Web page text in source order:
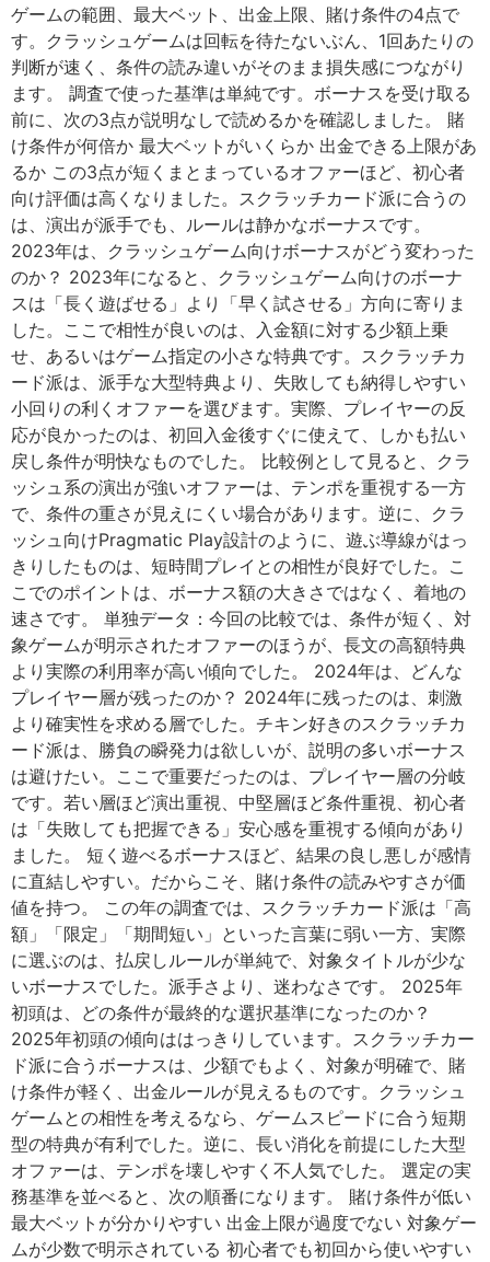
ゲームの範囲、最大ベット、出金上限、賭け条件の4点で
す。クラッシュゲームは回転を待たないぶん、1回あたりの
判断が速く、条件の読み違いがそのまま損失感につながり
ます。 調査で使った基準は単純です。ボーナスを受け取る
前に、次の3点が説明なしで読めるかを確認しました。 賭
け条件が何倍か 最大ベットがいくらか 出金できる上限があ
るか この3点が短くまとまっているオファーほど、初心者
向け評価は高くなりました。スクラッチカード派に合うの
は、演出が派手でも、ルールは静かなボーナスです。
2023年は、クラッシュゲーム向けボーナスがどう変わった
のか？ 2023年になると、クラッシュゲーム向けのボーナ
スは「長く遊ばせる」より「早く試させる」方向に寄りま
した。ここで相性が良いのは、入金額に対する少額上乗
せ、あるいはゲーム指定の小さな特典です。スクラッチカ
ード派は、派手な大型特典より、失敗しても納得しやすい
小回りの利くオファーを選びます。実際、プレイヤーの反
応が良かったのは、初回入金後すぐに使えて、しかも払い
戻し条件が明快なものでした。 比較例として見ると、クラ
ッシュ系の演出が強いオファーは、テンポを重視する一方
で、条件の重さが見えにくい場合があります。逆に、クラ
ッシュ向けPragmatic Play設計のように、遊ぶ導線がはっ
きりしたものは、短時間プレイとの相性が良好でした。こ
こでのポイントは、ボーナス額の大きさではなく、着地の
速さです。 単独データ：今回の比較では、条件が短く、対
象ゲームが明示されたオファーのほうが、長文の高額特典
より実際の利用率が高い傾向でした。 2024年は、どんな
プレイヤー層が残ったのか？ 2024年に残ったのは、刺激
より確実性を求める層でした。チキン好きのスクラッチカ
ード派は、勝負の瞬発力は欲しいが、説明の多いボーナス
は避けたい。ここで重要だったのは、プレイヤー層の分岐
です。若い層ほど演出重視、中堅層ほど条件重視、初心者
は「失敗しても把握できる」安心感を重視する傾向があり
ました。 短く遊べるボーナスほど、結果の良し悪しが感情
に直結しやすい。だからこそ、賭け条件の読みやすさが価
値を持つ。 この年の調査では、スクラッチカード派は「高
額」「限定」「期間短い」といった言葉に弱い一方、実際
に選ぶのは、払戻しルールが単純で、対象タイトルが少な
いボーナスでした。派手さより、迷わなさです。 2025年
初頭は、どの条件が最終的な選択基準になったのか？
2025年初頭の傾向ははっきりしています。スクラッチカー
ド派に合うボーナスは、少額でもよく、対象が明確で、賭
け条件が軽く、出金ルールが見えるものです。クラッシュ
ゲームとの相性を考えるなら、ゲームスピードに合う短期
型の特典が有利でした。逆に、長い消化を前提にした大型
オファーは、テンポを壊しやすく不人気でした。 選定の実
務基準を並べると、次の順番になります。 賭け条件が低い
最大ベットが分かりやすい 出金上限が過度でない 対象ゲー
ムが少数で明示されている 初心者でも初回から使いやすい